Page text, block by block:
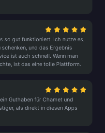
so gut funktioniert. Ich nutze es,
schenken, und das Ergebnis
ist auch schnell. Wenn man
ist das eine tolle Plattform.
Guthaben für Chamet und
als direkt in diesen Apps